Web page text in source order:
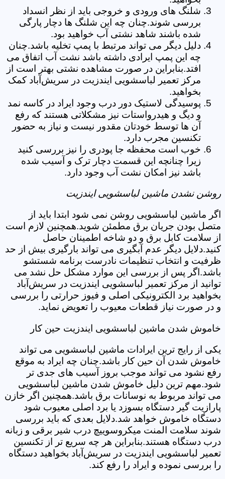
شلنگ های ورودی و خروجی باید از نظر انسداد
بررسی شوند.چنان چه این شلنگ ها دچار پارگی
شده باشند شاهد نشتی آب خواهید بود.
دلیل دیگر می تواند مرتبط با پمپ تخلیه باشد.چنان
چه این پمپ ایرادی داشته باشد نشت آب اتفاق می
افتد.بنابراین در صورت مشاهده نشتی بهتر است از
مرکز تعمیر لباسشویی ایندزیت در سریش‌آباد کمک
بخواهید.
پوسیدگی لاستیک دور درب وجود ایراد در کاسه نمد
و دیگ و هیدرواستات نیز مشکلاتی هستند که رفع
آن ها توسط خودتان مقدور نیست و نیاز به حضور
تکنسین مجرب دارد.
خوب است محفظه جا پودری را نیز بررسی کنید
زیرا چنانچه این قسمت دچار ترک و آسیب شده
باشد نیز امکان نشت آب وجود دارد.
روشن نشدن ماشین لباسشویی ایندزیت
اگر ماشین لباسشویی روشن نمی شود ابتدا باید از
متصل بودن جریان برق مطمئن شوید.همچنین لازم است
از سلامت کابل برق و دو شاخه اطمینان حاصل
کنید.دلایل دیگر عدم آبگیری می تواند بارگیری بیش از حد
ظرفیت و انتخاب تنظیمات نادرست برنامه شستشو
باشد.اگر پس از بررسی این موارد مشکل حل نشد می
توانید از مرکز تعمیر لباسشویی ایندزیت در سریش‌آباد
بخواهید برد الکترونیکی اصلی و فیوز حرارتی را بررسی
و در صورت نیاز قطعات معیوب را تعویض نماید.
خاموش شدن ماشین لباسشویی ایندزیت حین کار
یکی از رایج ترین ایرادات ماشین لباسشویی می تواند
خاموش شدن آن حین کار باشد.چنان چه ایراد به موقع
رفع نشود می تواند موجب بروز آسیب های جدی تر
شود.مهم ترین دلیل خاموش شدن ماشین لباسشویی
می تواند مربوط به نوسانات برق باشد.همچنین اگر خازن
پارازیت گیر دستگاه بسوزد یا برد اصلی معیوب شود
دستگاه خاموش خواهد شد.دلایل بعدی که باید بررسی
شوند سلامت المنت میکروسوییچ درب شیر برقی و زبانه
درب دستگاه هستند.بنابراین هر چه سریع تر از تکنسین
تعمیر لباسشویی ایندزیت در سریش‌آباد بخواهید دستگاه
را بررسی نموده و ایراد را رفع کند.